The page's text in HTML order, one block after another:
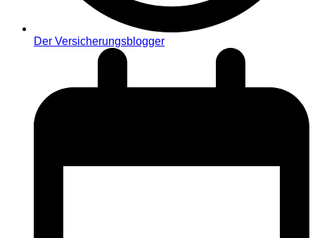
Der Versicherungsblogger